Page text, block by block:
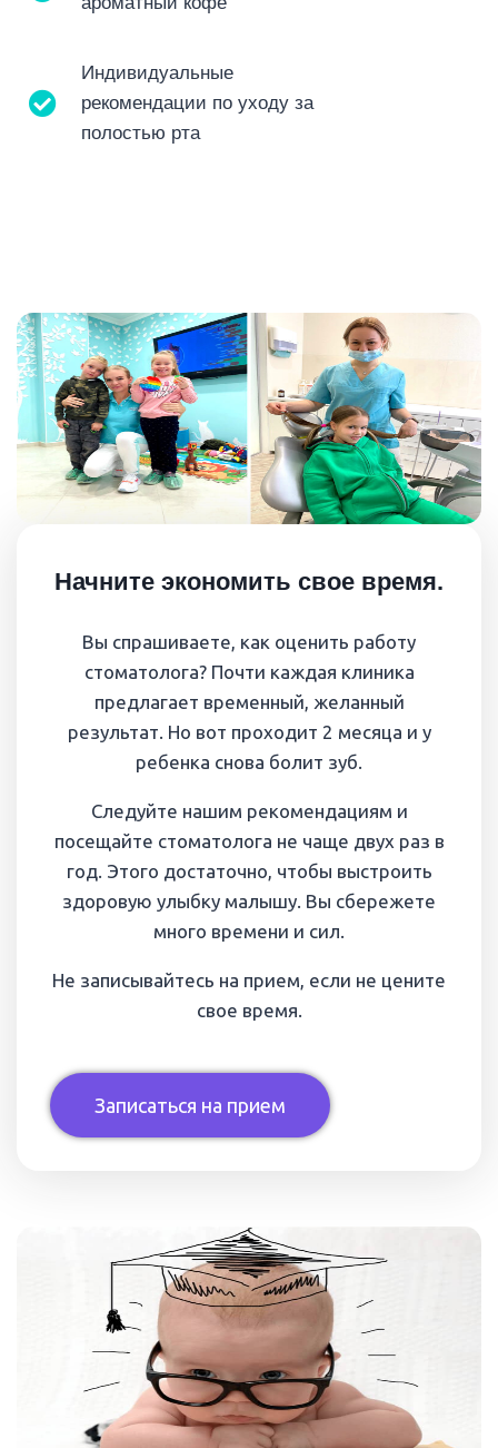
Индивидуальные
рекомендации по уходу за
полостью рта
Начните экономить свое время.
Вы спрашиваете, как оценить работу
стоматолога? Почти каждая клиника
предлагает временный, желанный
результат. Но вот проходит 2 месяца и у
ребенка снова болит зуб.
Следуйте нашим рекомендациям и
посещайте стоматолога не чаще двух раз в
год. Этого достаточно, чтобы выстроить
здоровую улыбку малышу. Вы сбережете
много времени и сил.
Не записывайтесь на прием, если не цените
свое время.
Записаться на прием